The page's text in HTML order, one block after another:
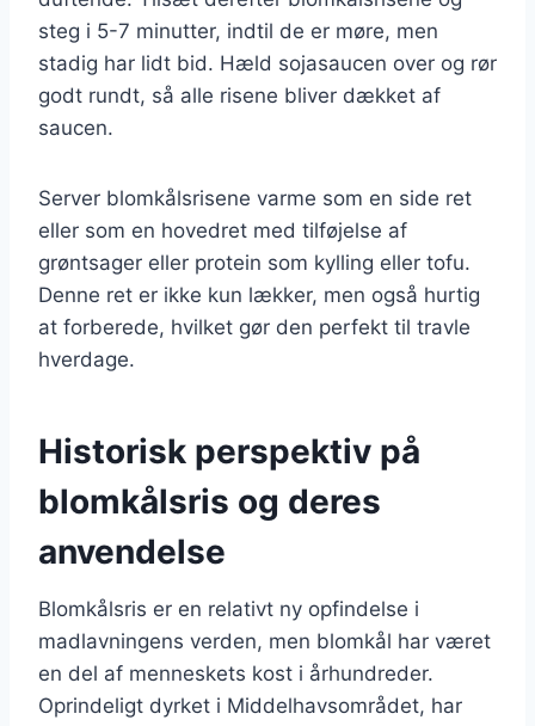
steg i 5-7 minutter, indtil de er møre, men
stadig har lidt bid. Hæld sojasaucen over og rør
godt rundt, så alle risene bliver dækket af
saucen.
Server blomkålsrisene varme som en side ret
eller som en hovedret med tilføjelse af
grøntsager eller protein som kylling eller tofu.
Denne ret er ikke kun lækker, men også hurtig
at forberede, hvilket gør den perfekt til travle
hverdage.
Historisk perspektiv på
blomkålsris og deres
anvendelse
Blomkålsris er en relativt ny opfindelse i
madlavningens verden, men blomkål har været
en del af menneskets kost i århundreder.
Oprindeligt dyrket i Middelhavsområdet, har